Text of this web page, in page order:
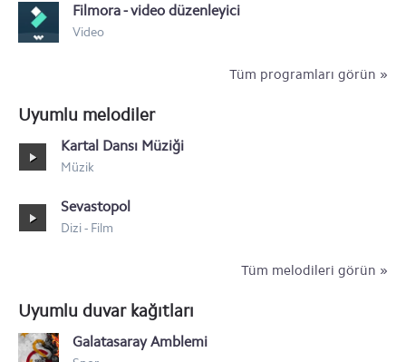
Motorola Nexus 6
Filmora - video düzenleyici
Video
Tüm programları görün »
Uyumlu melodiler
Kartal Dansı Müziği
Müzik
Sevastopol
Dizi - Film
Tüm melodileri görün »
Uyumlu duvar kağıtları
Galatasaray Amblemi